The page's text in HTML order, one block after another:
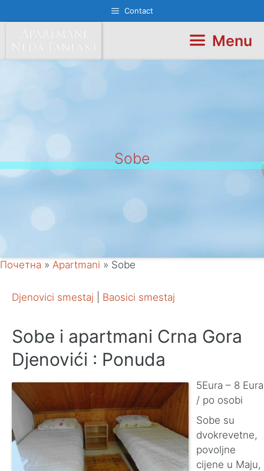
to
content
Contact
Menu
Sobe
Почетна » Apartmani » Sobe
Djenovici smestaj Baosici smestaj
Sobe i apartmani Crna Gora
Djenovići : Ponuda
5Eura – 8 Eura
/ po osobi
Sobe su
dvokrevetne,
povoljne
cijene u Maju,